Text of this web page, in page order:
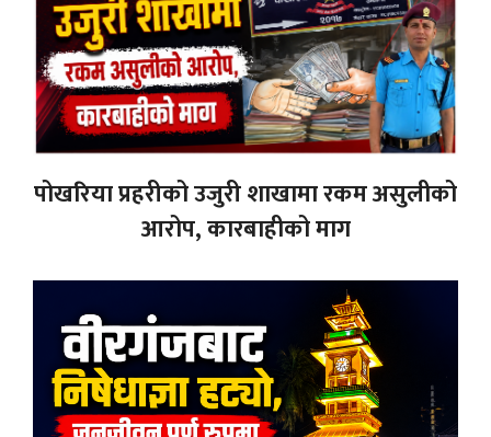
पोखरिया प्रहरीको उजुरी शाखामा रकम असुलीको
आरोप, कारबाहीको माग